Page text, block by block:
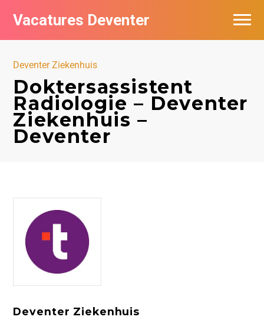
Vacatures Deventer
Deventer Ziekenhuis
Doktersassistent
Radiologie – Deventer
Ziekenhuis –
Deventer
Deventer Ziekenhuis
Vacatures per bedrijf in Deventer
Nieuwsbrief feed